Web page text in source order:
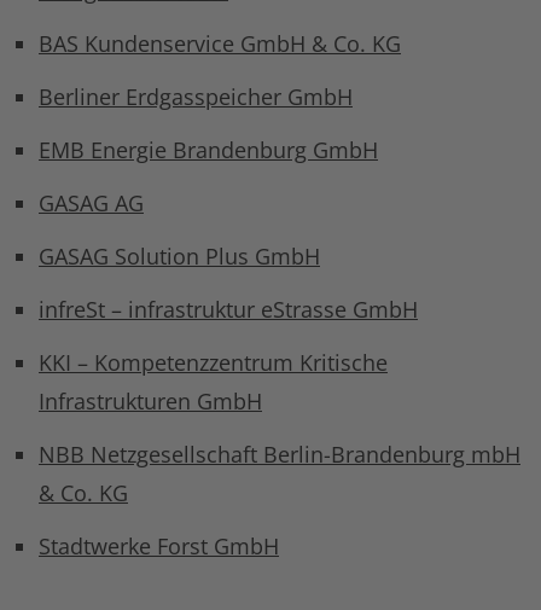
BAS Kundenservice GmbH & Co. KG
Berliner Erdgasspeicher GmbH
EMB Energie Brandenburg GmbH
GASAG AG
GASAG Solution Plus GmbH
infreSt – infrastruktur eStrasse GmbH
KKI – Kompetenzzentrum Kritische
Infrastrukturen GmbH
NBB Netzgesellschaft Berlin-Brandenburg mbH
& Co. KG
Stadtwerke Forst GmbH